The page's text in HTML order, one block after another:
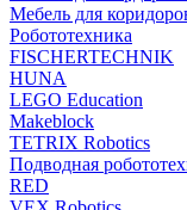
Мебель для
Робототехника
FISCHERTECHNIK
HUNA
LEGO Education
Makeblock
TETRIX Robotics
Подводная
RED